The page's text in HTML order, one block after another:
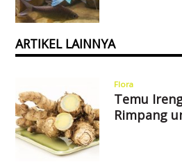
ARTIKEL LAINNYA
Flora
Temu
Rimpang